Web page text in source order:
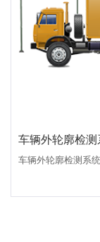
车辆外轮廓检测
车辆外轮廓检测系统